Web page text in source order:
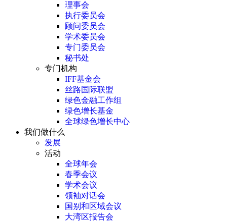
理事会
执行委员会
顾问委员会
学术委员会
专门委员会
秘书处
专门机构
IFF基金会
丝路国际联盟
绿色金融工作组
绿色增长基金
全球绿色增长中心
我们做什么
发展
活动
全球年会
春季会议
学术会议
领袖对话会
国别和区域会议
大湾区报告会